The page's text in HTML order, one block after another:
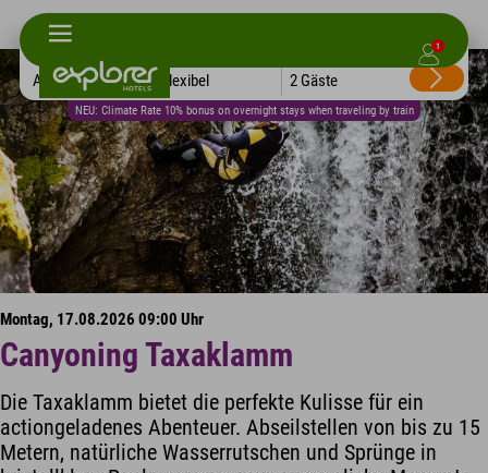
1
NEU: Climate Rate 10% bonus on overnight stays when traveling by train
Alle Hotels Flexibel 2 Gäste
Montag, 17.08.2026 09:00 Uhr
Canyoning Taxaklamm
Die Taxaklamm bietet die perfekte Kulisse für ein
actiongeladenes Abenteuer. Abseilstellen von bis zu 15
Metern, natürliche Wasserrutschen und Sprünge in